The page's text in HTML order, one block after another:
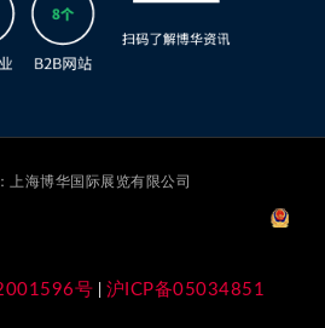
上海博华国际展览有限公司
号
沪ICP备05034851